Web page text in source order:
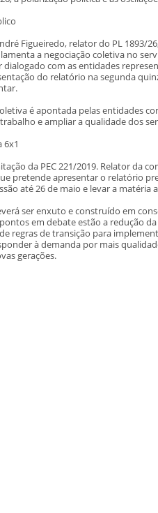
Figueiredo, relator do PL 1893/
a negociação coletiva no
com as entidades
do relatório na segunda
é apontada pelas entidades
e ampliar a qualidade dos
6x1
da PEC 221/2019. Relator da
pretende apresentar o relatório
até 26 de maio e levar a matéria
ser enxuto e construído em
em debate estão a redução
regras de transição para
à demanda por mais
gerações.